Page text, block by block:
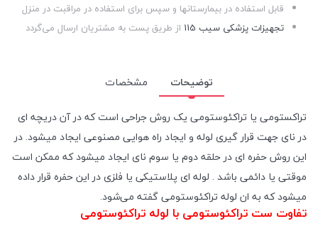
قابل استفاده در بیمارستانها و سپس برای استفاده در مراقبت در منزل
تجهیزات پزشکی سیب 115
از طریق پست به مشتریان ارسال می‌گردد
توضیحات
مشخصات
تراکستومی یا تراکئوستومی یک روش جراحی است که در آن دریچه ای
در نای جهت قرار گیری لوله و ایجاد راه هوایی مصنوعی ایجاد میشود. در
این روش حفره ای در حلقه دوم یا سوم نای ایجاد میشود که ممکن است
موقتی یا دائمی باشد . لوله ای پلاستیکی یا فلزی در این حفره قرار داده
میشود که به ان لوله تراکئوستومی گفته می‌شود.
تفاوت ست تراکئوستومی با لوله تراکئوستومی